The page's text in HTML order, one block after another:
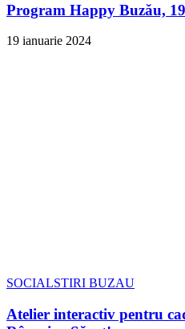
Program Happy Buzău,
19 ianuarie 2024
SOCIALSTIRI BUZAU
Atelier interactiv pentru